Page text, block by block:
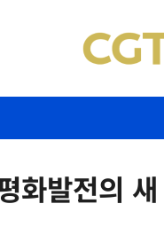
화발전의